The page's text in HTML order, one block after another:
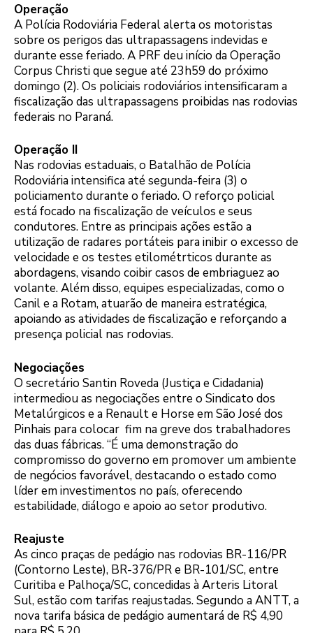
Operação
A Polícia Rodoviária Federal alerta os motoristas
sobre os perigos das ultrapassagens indevidas e
durante esse feriado. A PRF deu início da Operação
Corpus Christi que segue até 23h59 do próximo
domingo (2). Os policiais rodoviários intensificaram a
fiscalização das ultrapassagens proibidas nas rodovias
federais no Paraná.
Operação II
Nas rodovias estaduais, o Batalhão de Polícia
Rodoviária intensifica até segunda-feira (3) o
policiamento durante o feriado. O reforço policial
está focado na fiscalização de veículos e seus
condutores. Entre as principais ações estão a
utilização de radares portáteis para inibir o excesso de
velocidade e os testes etilométrticos durante as
abordagens, visando coibir casos de embriaguez ao
volante. Além disso, equipes especializadas, como o
Canil e a Rotam, atuarão de maneira estratégica,
apoiando as atividades de fiscalização e reforçando a
presença policial nas rodovias.
Negociações
O secretário Santin Roveda (Justiça e Cidadania)
intermediou as negociações entre o Sindicato dos
Metalúrgicos e a Renault e Horse em São José dos
Pinhais para colocar fim na greve dos trabalhadores
das duas fábricas. “É uma demonstração do
compromisso do governo em promover um ambiente
de negócios favorável, destacando o estado como
líder em investimentos no país, oferecendo
estabilidade, diálogo e apoio ao setor produtivo.
Reajuste
As cinco praças de pedágio nas rodovias BR-116/PR
(Contorno Leste), BR-376/PR e BR-101/SC, entre
Curitiba e Palhoça/SC, concedidas à Arteris Litoral
Sul, estão com tarifas reajustadas. Segundo a ANTT, a
nova tarifa básica de pedágio aumentará de R$ 4,90